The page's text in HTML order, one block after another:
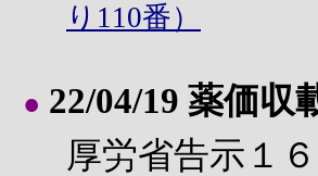
り110番）
● 22/04/19 薬価収
厚労省告示１